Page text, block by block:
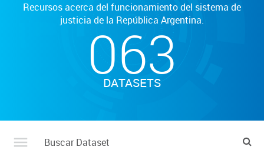
Recursos acerca del funcionamiento del sistema de
justicia de la República Argentina.
063
DATASETS